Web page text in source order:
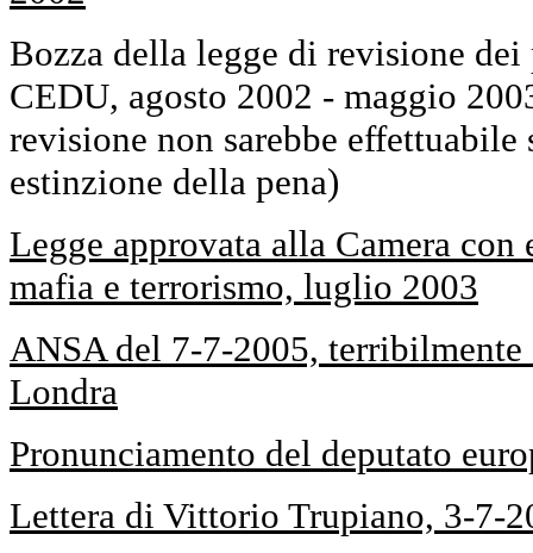
Bozza della legge di revisione dei
CEDU, agosto 2002 - maggio
revisione non sarebbe effettuabile
estinzione della pena)
Legge approvata alla Camera
mafia e terrorismo, luglio 2003
ANSA del 7-7-2005,
Londra
Pronunciamento del deputato
Lettera di Vittorio Trupiano, 3-7-